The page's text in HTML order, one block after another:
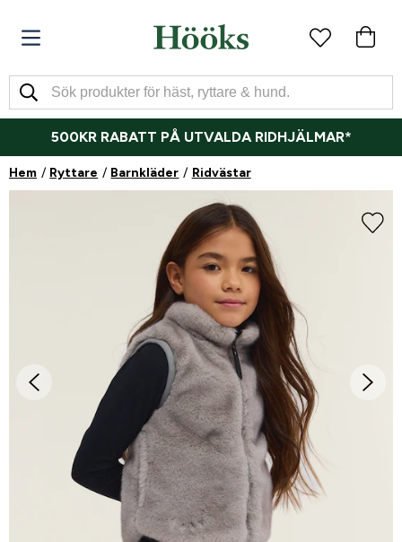
500KR RABATT PÅ UTVALDA RIDHJÄLMAR*
Hem Ryttare Barnkläder Ridvästar